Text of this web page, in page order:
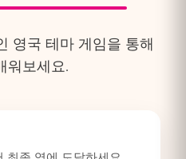
영국 테마 게임을 통해
워보세요.